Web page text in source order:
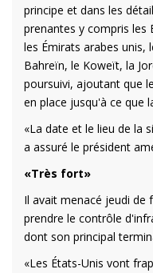
principe et dans les
prenantes y compris les
les Émirats arabes unis,
Bahreïn, le Koweït, la
poursuivi, ajoutant que
en place jusqu'à ce que
«La date et le lieu de la
a assuré le président
«Très fort»
Il avait menacé jeudi de
prendre le contrôle
dont son principal
«Les États-Unis vont